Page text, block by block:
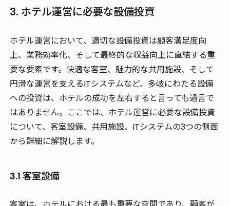
3. ホテル運営に必要な設備投資
ホテル運営において、適切な設備投資は顧客満足度向
上、業務効率化、そして最終的な収益向上に直結する重
要な要素です。快適な客室、魅力的な共用施設、そして
円滑な運営を支えるITシステムなど、多岐にわたる設備
への投資は、ホテルの成功を左右すると言っても過言で
はありません。ここでは、ホテル運営に必要な設備投資
について、客室設備、共用施設、ITシステムの3つの側面
から詳細に解説します。
3.1 客室設備